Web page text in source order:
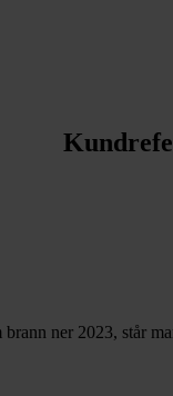
ner 2023, står